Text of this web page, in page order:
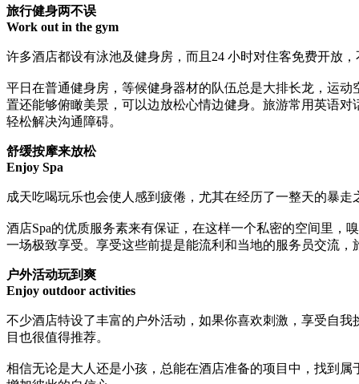
旅行健身两不误
Work out in the gym
许多酒店都设有泳池及健身房，而且24 小时对住客免费开放
平日在普通健身房，等候健身器材的队伍总是大排长龙，运
置还能够俯瞰美景，可以边放松心情边健身。旅游常用英语
轻松解决沟通障碍。
舒缓按摩来放松
Enjoy Spa
成天吃喝玩乐也会使人感到疲倦，尤其在经历了一整天的暴
酒店Spa的优质服务素来有保证，在这样一个私密的空间里
一场极致享受。享受这些前提是能流利和当地的服务员交流
户外活动玩到爽
Enjoy outdoor activities
不少酒店特设了丰富的户外活动，如果你喜欢刺激，享受自
目也很值得推荐。
相信无论是大人还是小孩，总能在酒店准备的项目中，找到